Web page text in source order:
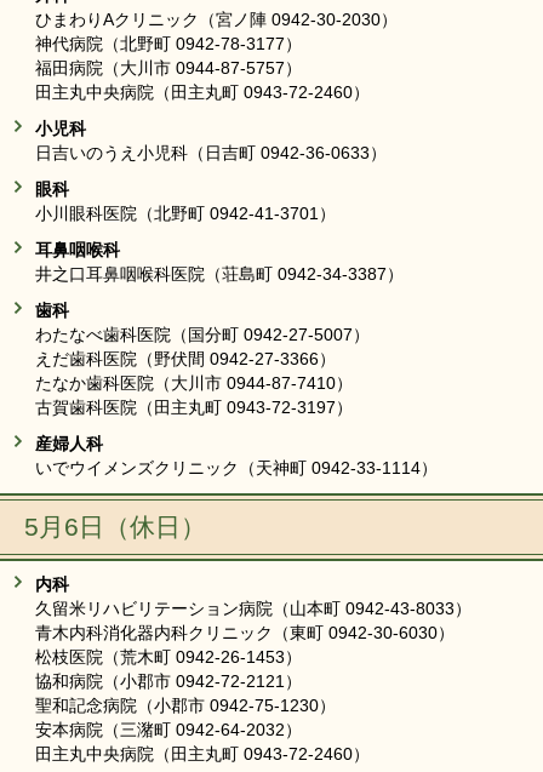
ひまわりAクリニック（宮ノ陣 0942-30-2030）
神代病院（北野町 0942-78-3177）
福田病院（大川市 0944-87-5757）
田主丸中央病院（田主丸町 0943-72-2460）
小児科
日吉いのうえ小児科（日吉町 0942-36-0633）
眼科
小川眼科医院（北野町 0942-41-3701）
耳鼻咽喉科
井之口耳鼻咽喉科医院（荘島町 0942-34-3387）
歯科
わたなべ歯科医院（国分町 0942-27-5007）
えだ歯科医院（野伏間 0942-27-3366）
たなか歯科医院（大川市 0944-87-7410）
古賀歯科医院（田主丸町 0943-72-3197）
産婦人科
いでウイメンズクリニック（天神町 0942-33-1114）
5月6日（休日）
内科
久留米リハビリテーション病院（山本町 0942-43-8033）
青木内科消化器内科クリニック（東町 0942-30-6030）
松枝医院（荒木町 0942-26-1453）
協和病院（小郡市 0942-72-2121）
聖和記念病院（小郡市 0942-75-1230）
安本病院（三潴町 0942-64-2032）
田主丸中央病院（田主丸町 0943-72-2460）